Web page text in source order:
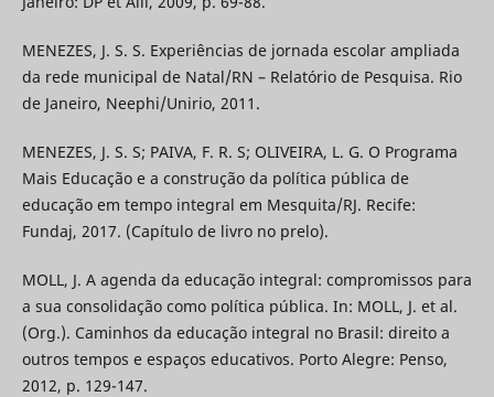
MENEZES, J. S. S. Experiências de jornada escolar ampliada
da rede municipal de Natal/RN – Relatório de Pesquisa. Rio
de Janeiro, Neephi/Unirio, 2011.
MENEZES, J. S. S; PAIVA, F. R. S; OLIVEIRA, L. G. O Programa
Mais Educação e a construção da política pública de
educação em tempo integral em Mesquita/RJ. Recife:
Fundaj, 2017. (Capítulo de livro no prelo).
MOLL, J. A agenda da educação integral: compromissos para
a sua consolidação como política pública. In: MOLL, J. et al.
(Org.). Caminhos da educação integral no Brasil: direito a
outros tempos e espaços educativos. Porto Alegre: Penso,
2012, p. 129-147.